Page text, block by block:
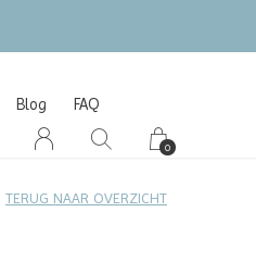
Blog
FAQ
0
TERUG NAAR OVERZICHT